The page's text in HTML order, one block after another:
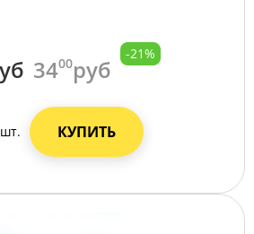
3400руб
-21%
шт. КУПИТЬ